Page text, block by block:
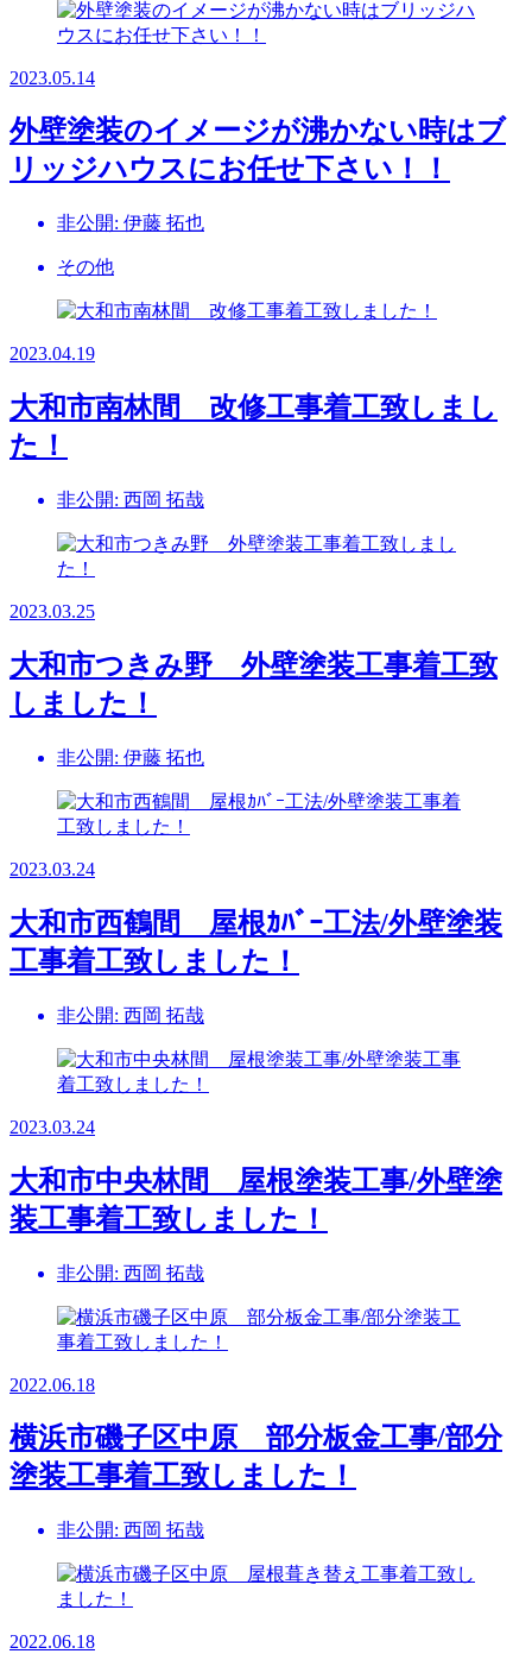
2023.05.14
外壁塗装のイメージが沸かない時はブ
リッジハウスにお任せ下さい！！
非公開: 伊藤 拓也
その他
2023.04.19
大和市南林間 改修工事着工致しまし
た！
非公開: 西岡 拓哉
2023.03.25
大和市つきみ野 外壁塗装工事着工致
しました！
非公開: 伊藤 拓也
2023.03.24
大和市西鶴間 屋根ｶﾊﾞｰ工法/外壁塗装
工事着工致しました！
非公開: 西岡 拓哉
2023.03.24
大和市中央林間 屋根塗装工事/外壁塗
装工事着工致しました！
非公開: 西岡 拓哉
2022.06.18
横浜市磯子区中原 部分板金工事/部分
塗装工事着工致しました！
非公開: 西岡 拓哉
2022.06.18